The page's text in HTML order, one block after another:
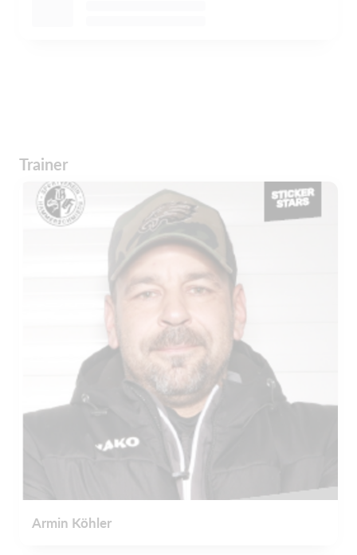
Trainer
Armin Köhler